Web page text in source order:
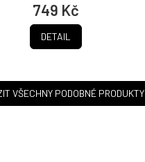
749 Kč
DETAIL
VŠECHNY PODOBNÉ PRODUKTY